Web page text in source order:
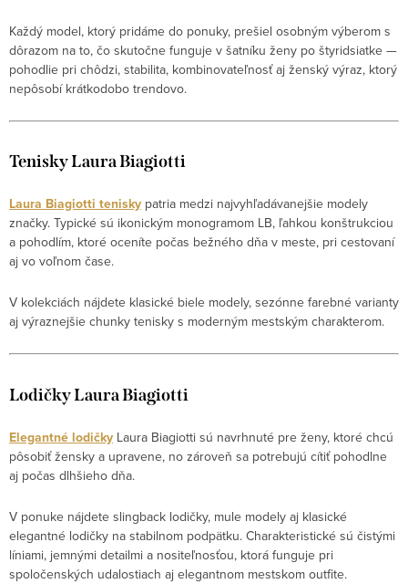
Každý model, ktorý pridáme do ponuky, prešiel osobným výberom s
dôrazom na to, čo skutočne funguje v šatníku ženy po štyridsiatke —
pohodlie pri chôdzi, stabilita, kombinovateľnosť aj ženský výraz, ktorý
nepôsobí krátkodobo trendovo.
Tenisky Laura Biagiotti
Laura Biagiottitenisky patria medzi najvyhľadávanejšie modely
značky. Typické sú ikonickým monogramom LB, ľahkou konštrukciou
a pohodlím, ktoré oceníte počas bežného dňa v meste, pri cestovaní
aj vo voľnom čase.
V kolekciách nájdete klasické biele modely, sezónne farebné varianty
aj výraznejšie chunky tenisky s moderným mestským charakterom.
Lodičky Laura Biagiotti
Elegantné lodičky Laura Biagiotti sú navrhnuté pre ženy, ktoré chcú
pôsobiť žensky a upravene, no zároveň sa potrebujú cítiť pohodlne
aj počas dlhšieho dňa.
V ponuke nájdete slingback lodičky, mule modely aj klasické
elegantné lodičky na stabilnom podpätku. Charakteristické sú čistými
líniami, jemnými detailmi a nositeľnosťou, ktorá funguje pri
spoločenských udalostiach aj elegantnom mestskom outfite.